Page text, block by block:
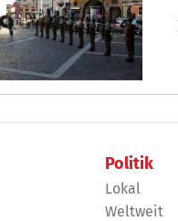
Politik
Lokal
Weltweit